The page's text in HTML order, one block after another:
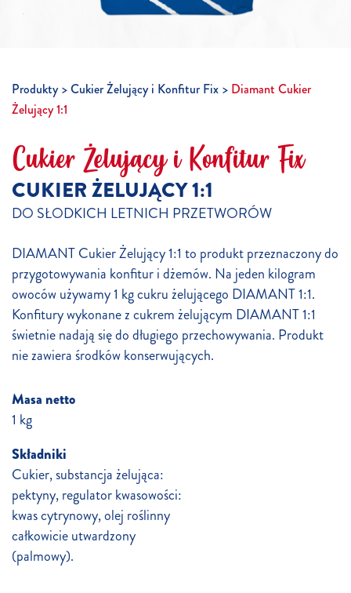
Produkty Cukier Żelujący i Konfitur Fix
Diamant Cukier
Żelujący 1:1
Cukier Żelujący i Konfitur Fix
CUKIER ŻELUJĄCY 1:1
DO SŁODKICH LETNICH PRZETWORÓW
DIAMANT Cukier Żelujący 1:1 to produkt przeznaczony do
przygotowywania konfitur i dżemów. Na jeden kilogram
owoców używamy 1 kg cukru żelującego DIAMANT 1:1.
Konfitury wykonane z cukrem żelującym DIAMANT 1:1
świetnie nadają się do długiego przechowywania. Produkt
nie zawiera środków konserwujących.
Masa netto
1 kg
Składniki
Cukier, substancja żelująca:
pektyny, regulator kwasowości:
kwas cytrynowy, olej roślinny
całkowicie utwardzony
(palmowy).